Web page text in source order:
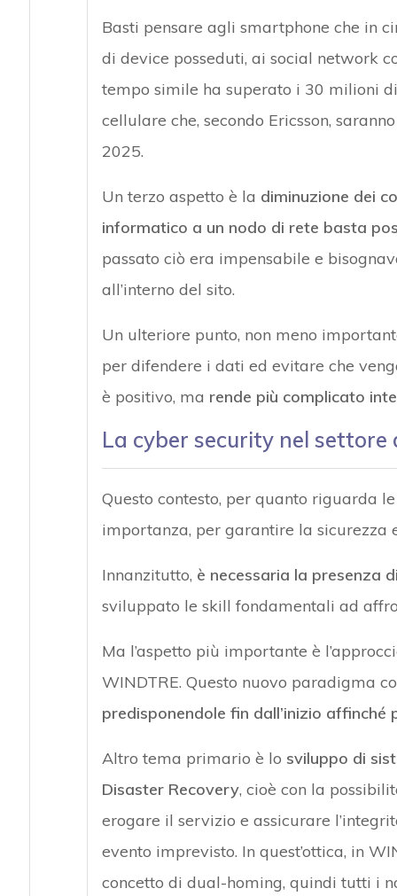
Basti pensare agli smartphone che in
di device posseduti, ai social network
tempo simile ha superato i 30 milioni
cellulare che, secondo Ericsson,
2025.
Un terzo aspetto è la diminuzione dei
informatico a un nodo di rete basta
passato ciò era impensabile e
all’interno del sito.
Un ulteriore punto, non meno
per difendere i dati ed evitare che
è positivo, ma rende più complicato
La cyber security nel settore
Questo contesto, per quanto riguarda
importanza, per garantire la sicurezza
Innanzitutto, è necessaria la presenza
sviluppato le skill fondamentali ad
Ma l’aspetto più importante è
WINDTRE. Questo nuovo paradigma
predisponendole fin dall’inizio affinché
Altro tema primario è lo sviluppo di
Disaster Recovery, cioè con la
erogare il servizio e assicurare
evento imprevisto. In quest’ottica, in
concetto di dual-homing, quindi tutti i